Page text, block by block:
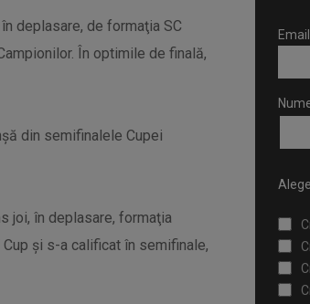
deplasare, de formaţia SC
În optimile de finală,
din semifinalele Cupei
joi, în deplasare, formaţia
şi s-a calificat în semifinale,
Email